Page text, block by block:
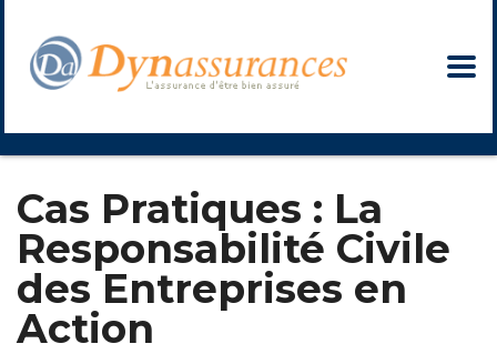
Cas Pratiques : La
Responsabilité Civile
des Entreprises en
Action